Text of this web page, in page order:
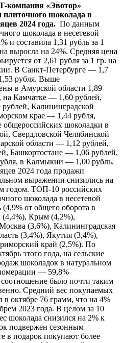
компания «Эвотор»
плиточного шоколада в
2024 года. По данным
шоколада в несетевой
и составила 1,31 рубль за 1
выросла на 24%. Средняя цена
от 2,61 рубля за 1 гр. на
В Санкт-Петербурге ― 1,7
рубля. Выше
в Амурской области 1,89
Камчатке ― 1,60 рублей,
Калининградской
крае ― 1,44 рубля,
шоколадки в
Свердловской Челябинской
области ― 1,12 рублей,
Башкортостане ― 1,06 рублей,
в Калмыкии ― 1,00 рубль.
2024 года продажи
выражении снизились на
годом. ТОП-10 российских
шоколада в несетевой
от общего оборота в
(4,4%), Крым (4,2%),
(3,6%), Калининградская
(3,4%), Якутия (3,4%),
край (2,5%). По
этого года, на сельские
шоколадок в натуральном
― 59,8%
было почти таким
Средний вес покупаемых
октябре 76 грамм, что на 4%
2023 года. В целом за 10
шоколада снизился на 2% к
подвержен сезонным
в подарок покупают более